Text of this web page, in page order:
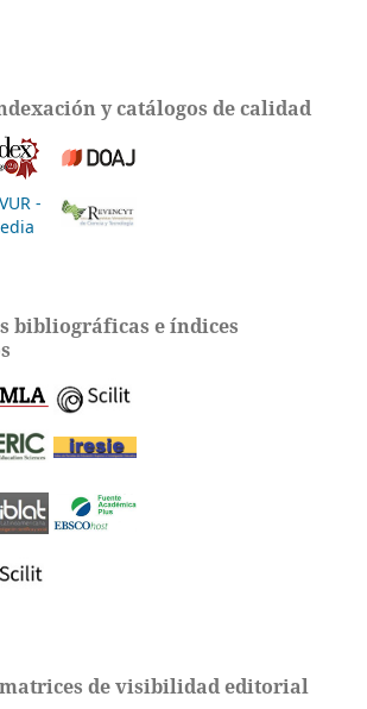
y catálogos de calidad
bibliográficas e índices
de visibilidad editorial